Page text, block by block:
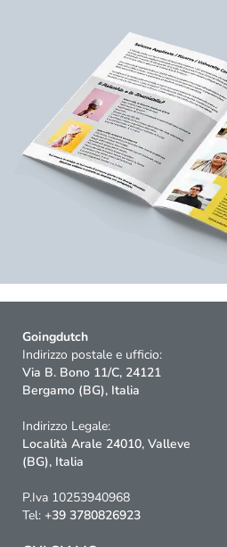
Goingdutch
Indirizzo postale e ufficio:
Via B. Bono 11/C, 24121
Bergamo (BG), Italia
Indirizzo Legale:
Località Arale 24010, Valleve
(BG), Italia
P.Iva 10253940968
Tel: +39 3780826923